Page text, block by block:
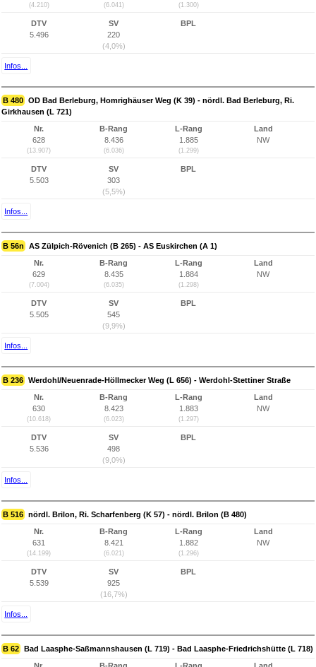
(4.210) (6.041) (1.300)
DTV
5.496
SV
220
(4,0%)
BPL
Infos...
B 480 OD Bad Berleburg, Homrighäuser Weg (K 39) - nördl. Bad Berleburg, Ri.
Girkhausen (L 721)
Nr.
628
(13.907)
B-Rang
8.436
(6.036)
L-Rang
1.885
(1.299)
Land
NW
DTV
5.503
SV
303
(5,5%)
BPL
Infos...
B 56n AS Zülpich-Rövenich (B 265) - AS Euskirchen (A 1)
Nr.
629
(7.004)
B-Rang
8.435
(6.035)
L-Rang
1.884
(1.298)
Land
NW
DTV
5.505
SV
545
(9,9%)
BPL
Infos...
B 236 Werdohl/Neuenrade-Höllmecker Weg (L 656) - Werdohl-Stettiner Straße
Nr.
630
(10.618)
B-Rang
8.423
(6.023)
L-Rang
1.883
(1.297)
Land
NW
DTV
5.536
SV
498
(9,0%)
BPL
Infos...
B 516 nördl. Brilon, Ri. Scharfenberg (K 57) - nördl. Brilon (B 480)
Nr.
631
(14.199)
B-Rang
8.421
(6.021)
L-Rang
1.882
(1.296)
Land
NW
DTV
5.539
SV
925
(16,7%)
BPL
Infos...
B 62 Bad Laasphe-Saßmannshausen (L 719) - Bad Laasphe-Friedrichshütte (L 718)